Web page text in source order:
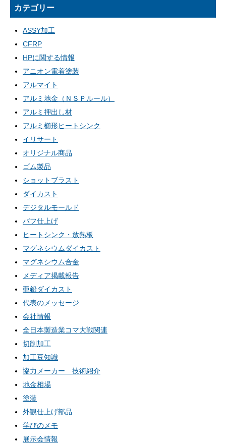
カテゴリー
ASSY加工
CFRP
HPに関する情報
アニオン電着塗装
アルマイト
アルミ地金（ＮＳＰルール）
アルミ押出し材
アルミ櫛形ヒートシンク
イリサート
オリジナル商品
ゴム製品
ショットブラスト
ダイカスト
デジタルモールド
バフ仕上げ
ヒートシンク・放熱板
マグネシウムダイカスト
マグネシウム合金
メディア掲載報告
亜鉛ダイカスト
代表のメッセージ
会社情報
全日本製造業コマ大戦関連
切削加工
加工豆知識
協力メーカー 技術紹介
地金相場
塗装
外観仕上げ部品
学びのメモ
展示会情報